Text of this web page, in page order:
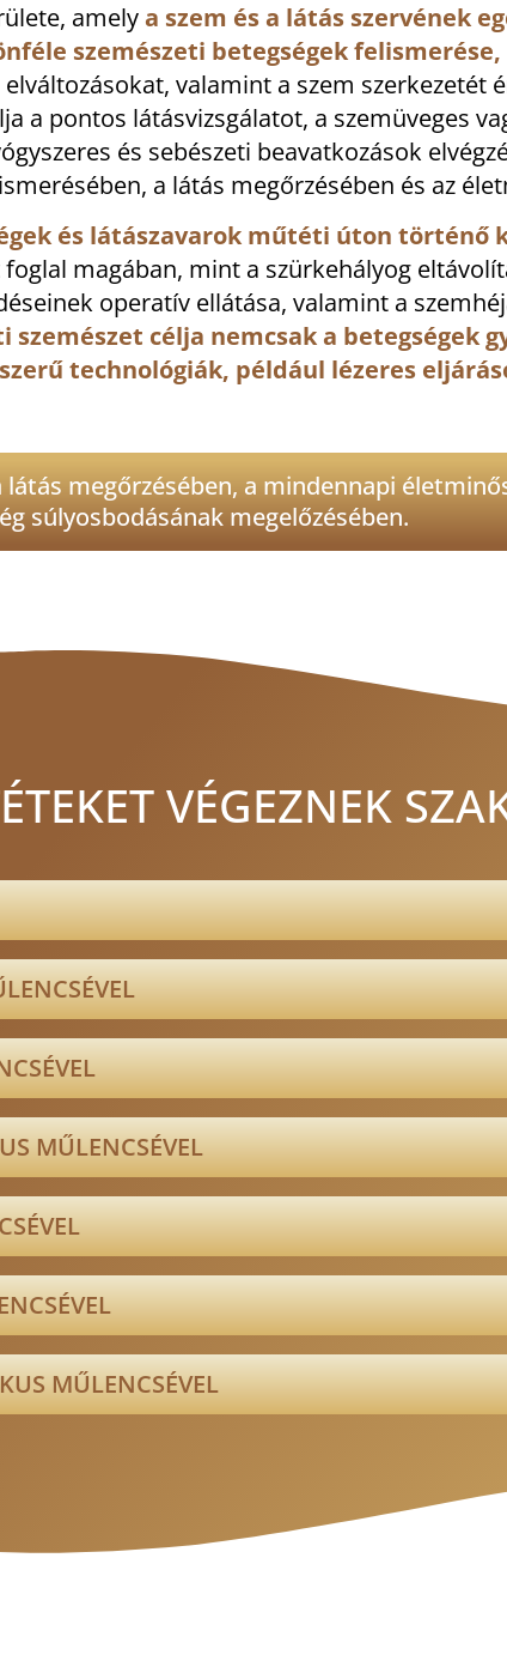
amelya szem és a látás szervének
szemészeti betegségek felismerése,
valamint a szem szerkezetét
a pontos látásvizsgálatot, a szemüveges
és sebészeti beavatkozások
a látás megőrzésében és az
és látászavarok műtéti úton történő
magában, mint a szürkehályog
operatív ellátása, valamint a
szemészet célja nemcsak a betegségek
technológiák, például lézeres
megőrzésében, a mindennapi
súlyosbodásának megelőzésében.
VÉGEZNEK
MŰLENCSÉVEL
MŰLENCSÉVEL